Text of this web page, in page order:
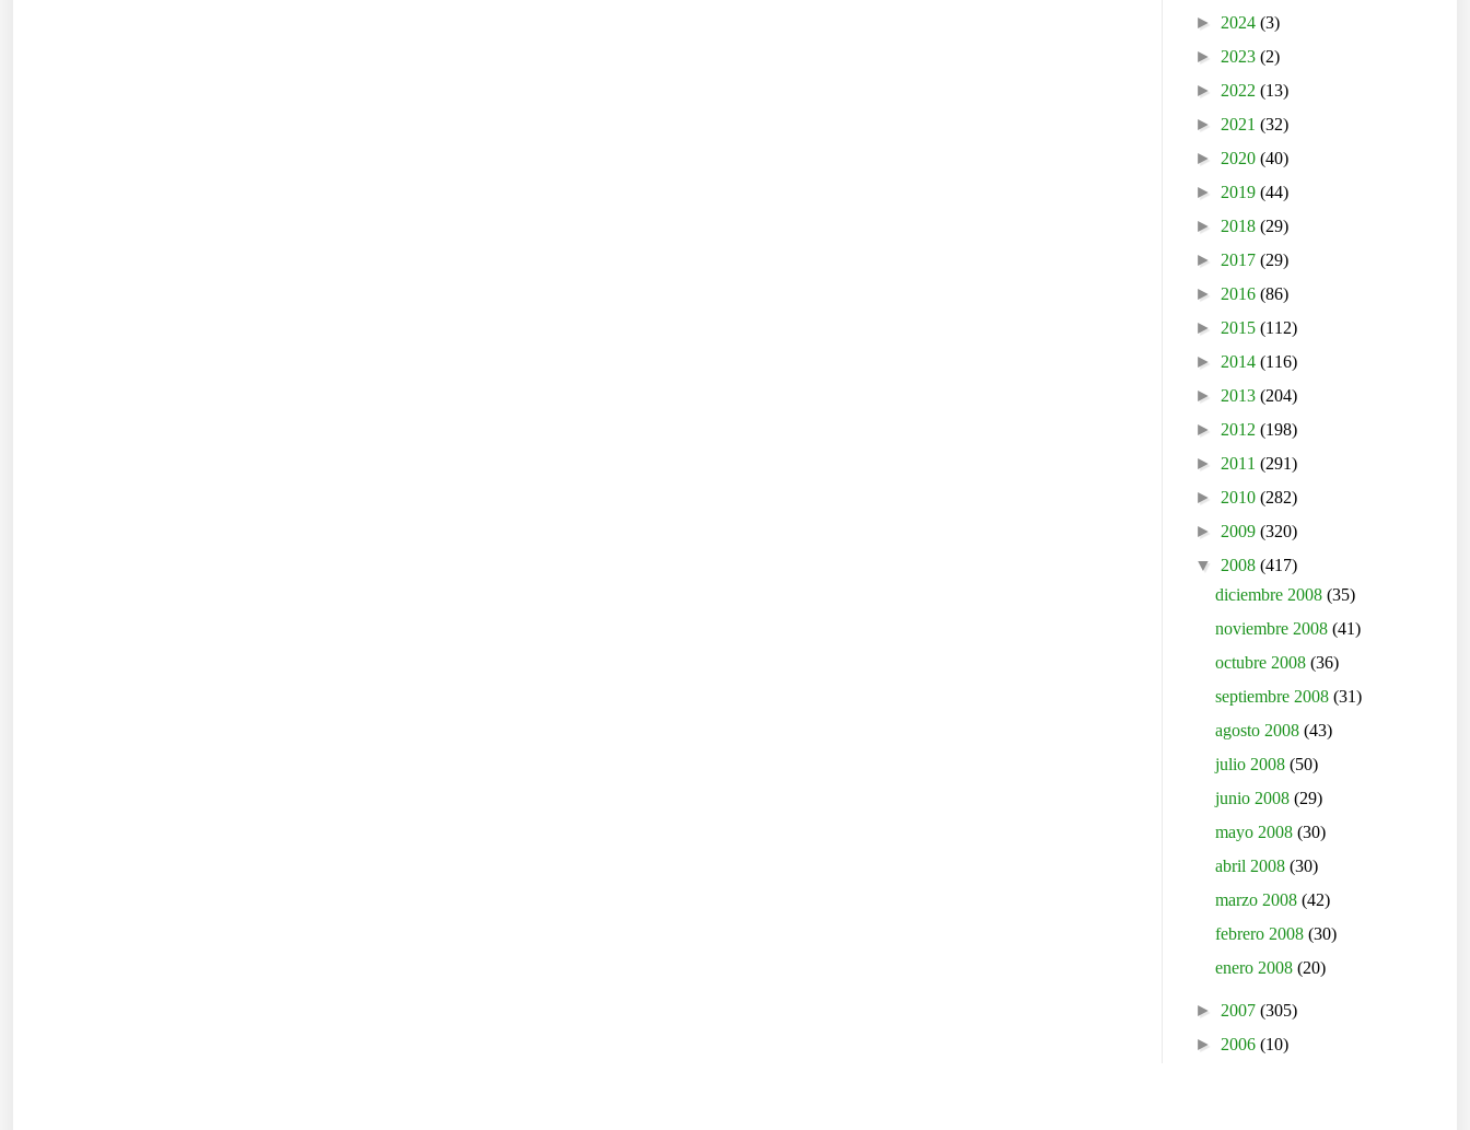
► 2024 (3)
► 2023 (2)
► 2022 (13)
► 2021 (32)
► 2020 (40)
► 2019 (44)
► 2018 (29)
► 2017 (29)
► 2016 (86)
► 2015 (112)
► 2014 (116)
► 2013 (204)
► 2012 (198)
► 2011 (291)
► 2010 (282)
► 2009 (320)
▼ 2008 (417)
diciembre 2008(35)
noviembre 2008(41)
octubre 2008(36)
septiembre 2008(31)
agosto 2008(43)
julio 2008(50)
junio 2008(29)
mayo 2008(30)
abril 2008(30)
marzo 2008(42)
febrero 2008(30)
enero 2008(20)
► 2007 (305)
► 2006 (10)